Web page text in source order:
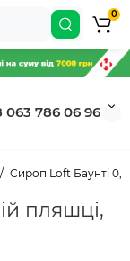
063 786 06 96
0
Сироп Loft Баунті
пляшці,